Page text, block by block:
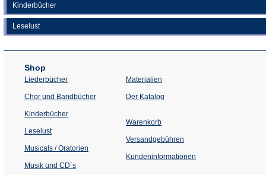
Kinderbücher
Leselust
Shop
Liederbücher
Chor und Bandbücher
Kinderbücher
Leselust
Musicals / Oratorien
Musik und CD´s
Materialien
Der Katalog
Warenkorb
Versandgebühren
Kundeninformationen